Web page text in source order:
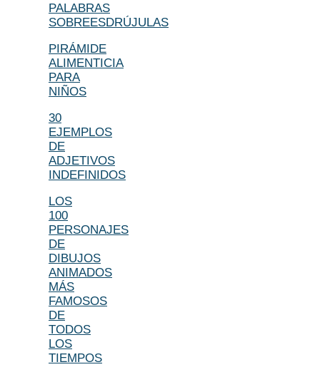
PALABRAS
SOBREESDRÚJULAS
PIRÁMIDE
ALIMENTICIA
PARA
NIÑOS
30
EJEMPLOS
DE
ADJETIVOS
INDEFINIDOS
LOS
100
PERSONAJES
DE
DIBUJOS
ANIMADOS
MÁS
FAMOSOS
DE
TODOS
LOS
TIEMPOS